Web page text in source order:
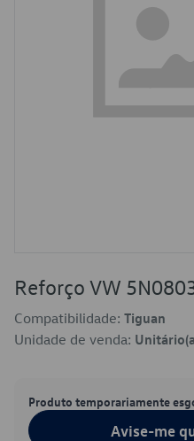
Reforço VW
Compatibilidade: Tiguan
Unidade de venda:
Produto temporariamente
Avise-me